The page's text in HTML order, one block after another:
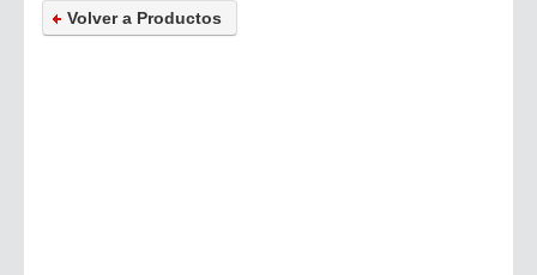
Volver a Productos